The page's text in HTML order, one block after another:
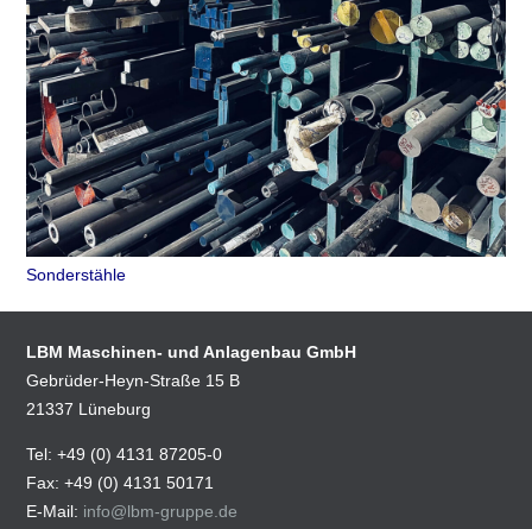
Sonderstähle
LBM Maschinen- und Anlagenbau GmbH
Gebrüder-Heyn-Straße 15 B
21337 Lüneburg
Tel: +49 (0) 4131 87205-0
Fax: +49 (0) 4131 50171
E-Mail: info@lbm-gruppe.de